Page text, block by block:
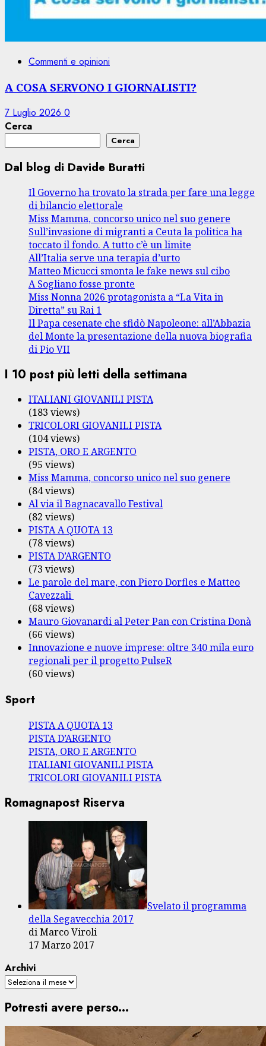
Commenti e opinioni
A COSA SERVONO I GIORNALISTI?
7 Luglio 2026 0
Cerca
Cerca
Dal blog di Davide Buratti
Il Governo ha trovato la strada per fare una legge
di bilancio elettorale
Miss Mamma, concorso unico nel suo genere
Sull’invasione di migranti a Ceuta la politica ha
toccato il fondo. A tutto c’è un limite
All’Italia serve una terapia d’urto
Matteo Micucci smonta le fake news sul cibo
A Sogliano fosse pronte
Miss Nonna 2026 protagonista a “La Vita in
Diretta” su Rai 1
Il Papa cesenate che sfidò Napoleone: all’Abbazia
del Monte la presentazione della nuova biografia
di Pio VII
I 10 post più letti della settimana
ITALIANI GIOVANILI PISTA
(183 views)
TRICOLORI GIOVANILI PISTA
(104 views)
PISTA, ORO E ARGENTO
(95 views)
Miss Mamma, concorso unico nel suo genere
(84 views)
Al via il Bagnacavallo Festival
(82 views)
PISTA A QUOTA 13
(78 views)
PISTA D’ARGENTO
(73 views)
Le parole del mare, con Piero Dorfles e Matteo
Cavezzali
(68 views)
Mauro Giovanardi al Peter Pan con Cristina Donà
(66 views)
Innovazione e nuove imprese: oltre 340 mila euro
regionali per il progetto PulseR
(60 views)
Sport
PISTA A QUOTA 13
PISTA D’ARGENTO
PISTA, ORO E ARGENTO
ITALIANI GIOVANILI PISTA
TRICOLORI GIOVANILI PISTA
Romagnapost Riserva
Svelato il programma
della Segavecchia 2017
di Marco Viroli
17 Marzo 2017
Archivi
Potresti avere perso...